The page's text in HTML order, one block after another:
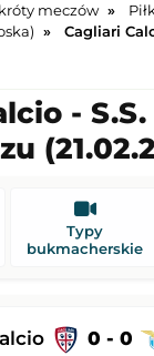
meczów
Cagliari
- S.S.
Typy
bukmacherskie
0 - 0